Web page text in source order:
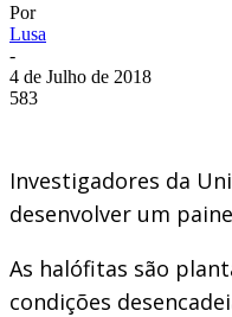
Por
Lusa
-
4 de Julho de 2018
583
Investigadores da
desenvolver um
As halófitas são
condições